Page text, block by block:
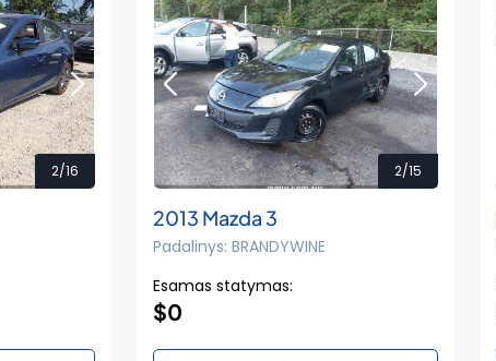
2/16 2/15
2013 Mazda 3
Padalinys: BRANDYWINE
Esamas statymas:
$0